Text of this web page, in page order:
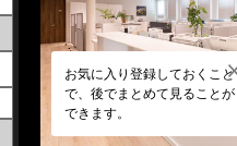
お気に入り登録しておくこと
で、後でまとめて見ることが
できます。